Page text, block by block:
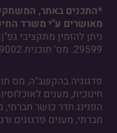
*התכנים באתר,
מאושרים ע"י משרד
29599. מס' תוכנית 29002.
חינוכית, מענים
חברתי, מענים פדגוגים